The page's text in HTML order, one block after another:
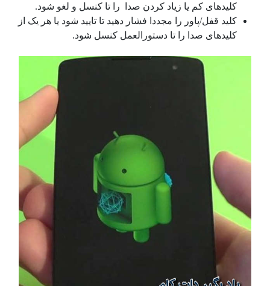
کلیدهای کم یا زیاد کردن صدا را تا کنسل و لغو شود.
کلید قفل/پاور را مجددا فشار دهید تا تایید شود یا هر یک از
کلیدهای صدا را تا دستورالعمل کنسل شود.